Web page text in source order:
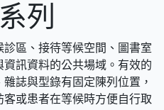
列
區、接待等候空間、圖書室
訊資料的公共場域。有效的
誌與型錄有固定陳列位置，
或患者在等候時方便自行取